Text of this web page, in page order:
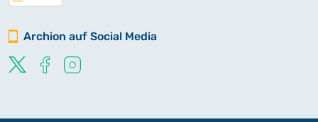
Archion auf Social Media